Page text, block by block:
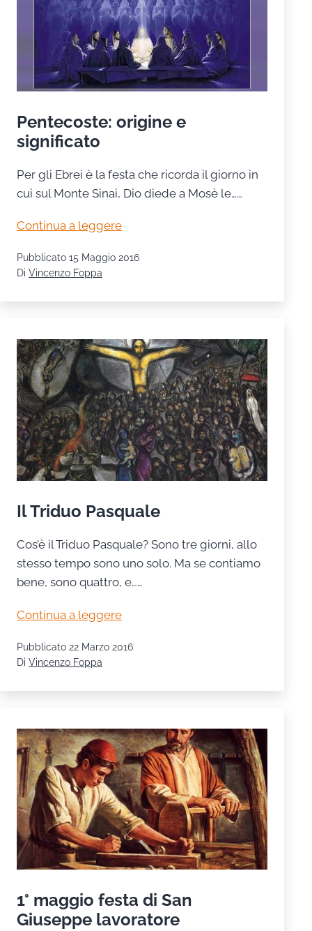
Pentecoste: origine e
significato
Per gli Ebrei è la festa che ricorda il giorno in
cui sul Monte Sinai, Dio diede a Mosè le……
Continua a leggerePentecoste:
e
Pubblicato 15 Maggio 2016
Di Vincenzo Foppa
Il Triduo Pasquale
Cos’è il Triduo Pasquale? Sono tre giorni, allo
stesso tempo sono uno solo. Ma se contiamo
bene, sono quattro, e……
Continua a leggereIl
Pasquale
Pubblicato 22 Marzo 2016
Di Vincenzo Foppa
1° maggio festa di San
Giuseppe lavoratore